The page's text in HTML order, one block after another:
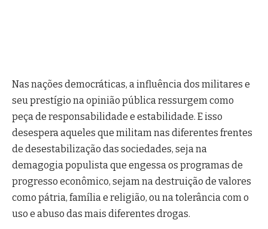
Nas nações democráticas, a influência dos militares e
seu prestígio na opinião pública ressurgem como
peça de responsabilidade e estabilidade. E isso
desespera aqueles que militam nas diferentes frentes
de desestabilização das sociedades, seja na
demagogia populista que engessa os programas de
progresso econômico, sejam na destruição de valores
como pátria, família e religião, ou na tolerância com o
uso e abuso das mais diferentes drogas.